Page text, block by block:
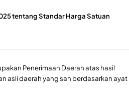
tentang Standar Harga Satuan
Penerimaan Daerah atas hasil
asli daerah yang sah berdasarkan ayat